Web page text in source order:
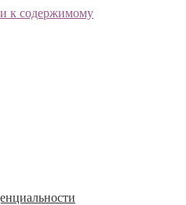
к содержимому